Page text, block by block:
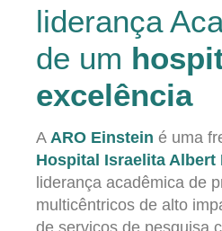
liderança
de um
excelência
A ARO Einstein é uma
Hospital Israelita Albert
liderança acadêmica de
multicêntricos de alto
de serviços de pesquisa